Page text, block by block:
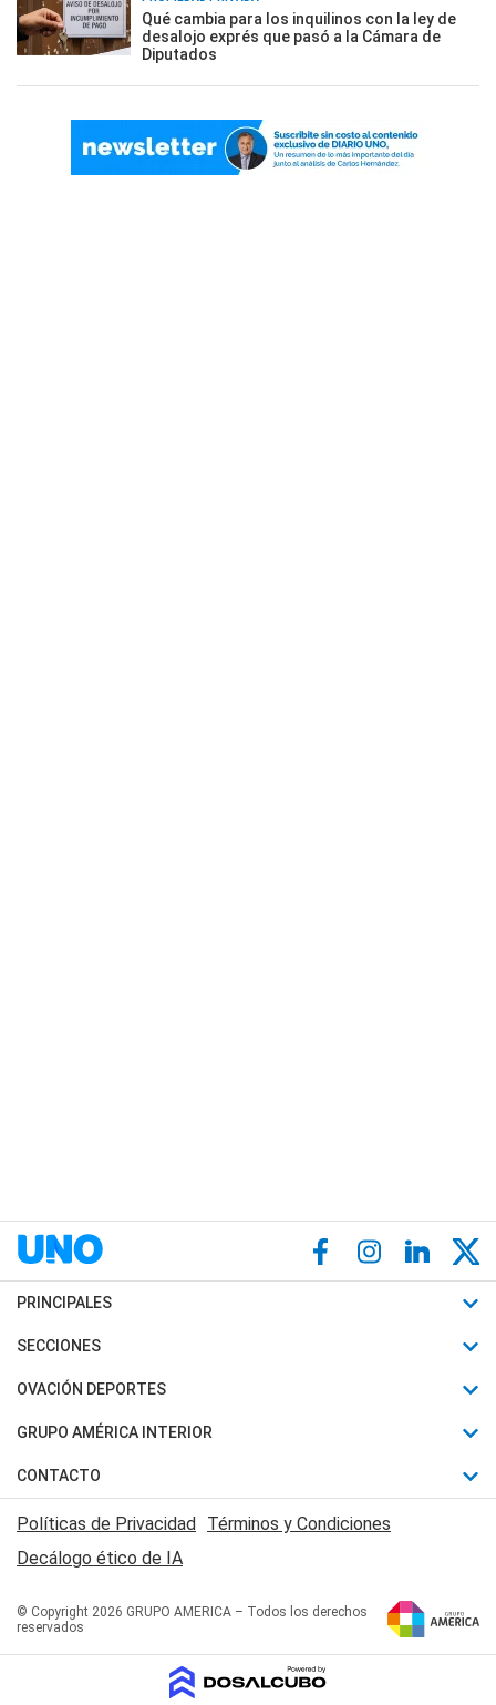
Qué cambia para los inquilinos con la ley de
desalojo exprés que pasó a la Cámara de
Diputados
PRINCIPALES
Últimas Noticias
Política
Judiciales
Economia
SECCIONES
Horóscopo
Motores
Trucos caseros
Series y Películas
Edictos y Solicitadas
OVACIÓN DEPORTES
Fútbol
Mundial
Automovilismo
Rugby
Básquet
GRUPO AMÉRICA INTERIOR
Canal 7 en Vivo
San Juan 8
CONTACTO
Acerca de Nosotros
Contactanos
Políticas de Privacidad Términos y Condiciones
Decálogo ético de IA
© Copyright 2026 GRUPO AMERICA – Todos los derechos
reservados